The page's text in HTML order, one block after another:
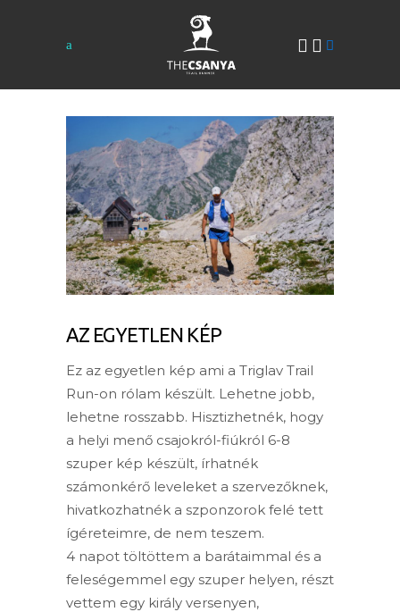
AZ EGYETLEN KÉP
Ez az egyetlen kép ami a Triglav Trail
Run-on rólam készült. Lehetne jobb,
lehetne rosszabb. Hisztizhetnék, hogy
a helyi menő csajokról-fiúkról 6-8
szuper kép készült, írhatnék
számonkérő leveleket a szervezőknek,
hivatkozhatnék a szponzorok felé tett
ígéreteimre, de nem teszem.
4 napot töltöttem a barátaimmal és a
feleségemmel egy szuper helyen, részt
vettem egy király versenyen,